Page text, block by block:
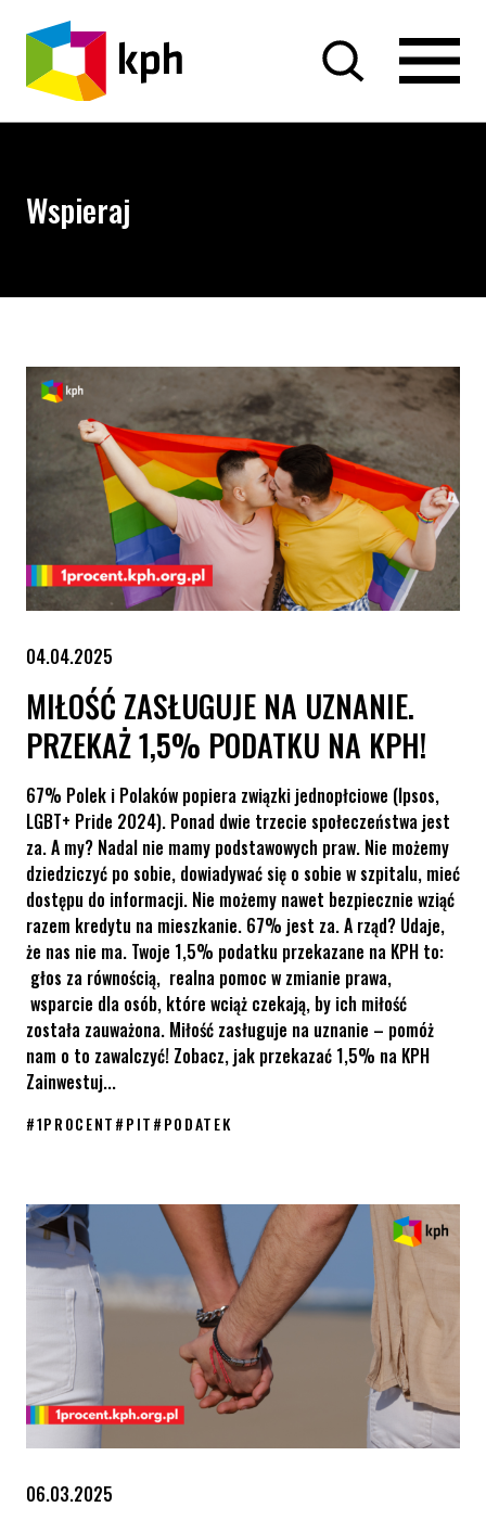
PRZEJDŹ DO TREŚCI
Wspieraj
04.04.2025
MIŁOŚĆ ZASŁUGUJE NA UZNANIE.
PRZEKAŻ 1,5% PODATKU NA KPH!
67% Polek i Polaków popiera związki jednopłciowe (Ipsos,
LGBT+ Pride 2024). Ponad dwie trzecie społeczeństwa jest
za. A my? Nadal nie mamy podstawowych praw. Nie możemy
dziedziczyć po sobie, dowiadywać się o sobie w szpitalu, mieć
dostępu do informacji. Nie możemy nawet bezpiecznie wziąć
razem kredytu na mieszkanie. 67% jest za. A rząd? Udaje,
że nas nie ma. Twoje 1,5% podatku przekazane na KPH to:
głos za równością, realna pomoc w zmianie prawa,
wsparcie dla osób, które wciąż czekają, by ich miłość
została zauważona. Miłość zasługuje na uznanie – pomóż
nam o to zawalczyć! Zobacz, jak przekazać 1,5% na KPH
Zainwestuj...
#1PROCENT#PIT#PODATEK
06.03.2025